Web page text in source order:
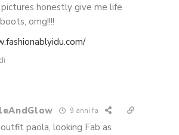
honestly give me life
omg!!!!
9 anni fa
paola, looking Fab as